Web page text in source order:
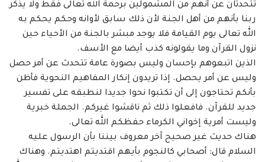
تتحدثان عن أنهم من المشمولين برحمة الله تعالى فقط ولا يذكر
‏ربنا بأنهم من أهل الجنة لأن ذلك سابق لأوانه وحكم يحكم به
الله تعالى يوم القيامة فلا يوجد مبشر ‏بالجنة من الأحياء حين
نزول القرآن وما يقولونه كذب أيضا مع الأسف. ‏
الذين اتبعوهم بإحسان وليس بصورة عامة تتحدث عن أمر حصل
وليس عن أمر يحصل. ‏إذا تريدون إنكار المفاهيم النحوية فأظن
بأنكم تحتاجون إلى أن تكتبوا نحوا جديدا لنطبقه على ‏تفسير
جديد للقرآن. فافعلوا ذلك ثم ناقشوا غيركم. الجملة خبرية
وليست أمرية إخواني الكرماء ‏حفظكم الله تعالى. ‏
هناك حديث غير صحيح آخر معروف بيننا بأن الرسول عليه
السلام قال: أصحابي ‏كالنجوم بأيهم اقتديتم اهتديتم. وهناك